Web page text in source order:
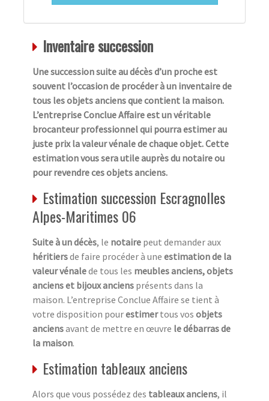
Inventaire succession
Une succession suite au décès d’un proche est
souvent l’occasion de procéder à un inventaire de
tous les objets anciens que contient la maison.
L’entreprise Conclue Affaire est un véritable
brocanteur professionnel qui pourra estimer au
juste prix la valeur vénale de chaque objet. Cette
estimation vous sera utile auprès du notaire ou
pour revendre ces objets anciens.
Estimation succession Escragnolles
Alpes-Maritimes 06
Suite à un décès, le notaire peut demander aux
héritiersde faire procéder à une estimation de la
valeur vénalede tous les meubles anciens, objets
anciens et bijoux anciens présents dans la
maison. L’entreprise Conclue Affaire se tient à
votre disposition pourestimertous vos objets
anciensavant de mettre en œuvre le débarras de
la maison.
Estimation tableaux anciens
Alors que vous possédez des tableaux anciens, il